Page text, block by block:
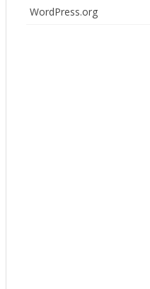
WordPress.org